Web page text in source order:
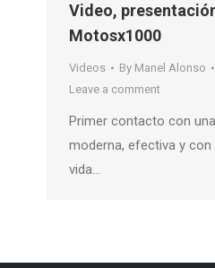
Video,
Motosx1000
Videos By Manel Alonso
Leave a comment
Primer contacto con
moderna, efectiva y
vida…